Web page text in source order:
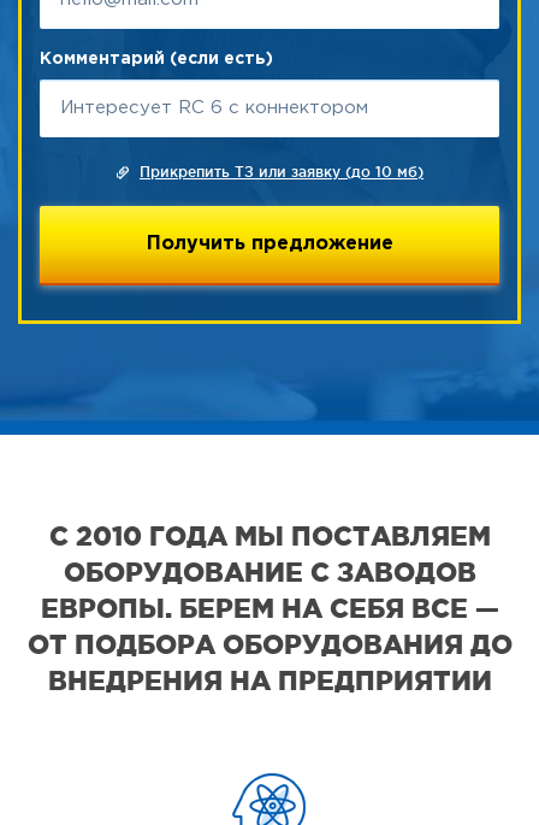
Комментарий (если есть)
Прикрепить ТЗ или заявку (до 10 мб)
С 2010 ГОДА МЫ ПОСТАВЛЯЕМ
ОБОРУДОВАНИЕ С ЗАВОДОВ
ЕВРОПЫ. БЕРЕМ НА СЕБЯ ВСЕ —
ОТ ПОДБОРА ОБОРУДОВАНИЯ ДО
ВНЕДРЕНИЯ НА ПРЕДПРИЯТИИ